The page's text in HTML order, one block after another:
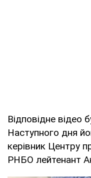
Відповідне відео
Наступного дня
керівник Центру
РНБО лейтенант